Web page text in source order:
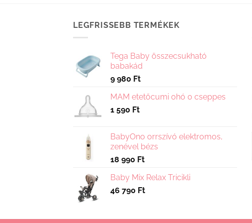
van.
változatok
a
termékoldalon
ki
LEGFRISSEBB TERMÉKEK
Tega Baby összecsukható
babakád
9 980 Ft
MAM etetőcumi 0hó 0 cseppes
1 590 Ft
BabyOno orrszívó elektromos,
zenével bézs
18 990 Ft
Baby Mix Relax Tricikli
46 790 Ft